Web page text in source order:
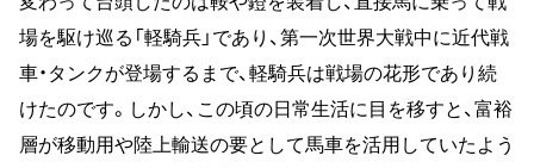
場を駆け巡る「軽騎兵」であり、第一次世界大戦中に近代戦
車・タンクが登場するまで、軽騎兵は戦場の花形であり続
けたのです。しかし、この頃の日常生活に目を移すと、富裕
層が移動用や陸上輸送の要として馬車を活用していたよう